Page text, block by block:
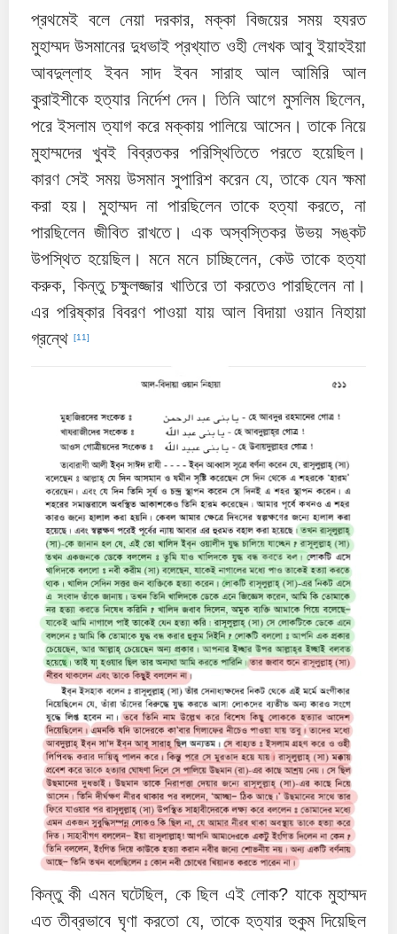
প্রথমেই বলে নেয়া দরকার, মক্কা বিজয়ের সময় হযরত
মুহাম্মদ উসমানের দুধভাই প্রখ্যাত ওহী লেখক আবু ইয়াহইয়া
আবদুল্লাহ ইবন সাদ ইবন সারাহ আল আমিরি আল
কুরাইশীকে হত্যার নির্দেশ দেন। তিনি আগে মুসলিম ছিলেন,
পরে ইসলাম ত্যাগ করে মক্কায় পালিয়ে আসেন। তাকে নিয়ে
মুহাম্মদের খুবই বিব্রতকর পরিস্থিতিতে পরতে হয়েছিল।
কারণ সেই সময় উসমান সুপারিশ করেন যে, তাকে যেন ক্ষমা
করা হয়। মুহাম্মদ না পারছিলেন তাকে হত্যা করতে, না
পারছিলেন জীবিত রাখতে। এক অস্বস্তিকর উভয় সঙ্কট
উপস্থিত হয়েছিল। মনে মনে চাচ্ছিলেন, কেউ তাকে হত্যা
করুক, কিন্তু চক্ষুলজ্জার খাতিরে তা করতেও পারছিলেন না।
এর পরিষ্কার বিবরণ পাওয়া যায় আল বিদায়া ওয়ান নিহায়া
গ্রন্থে [11]
কিন্তু কী এমন ঘটেছিল, কে ছিল এই লোক? যাকে মুহাম্মদ
এত তীব্রভাবে ঘৃণা করতো যে, তাকে হত্যার হুকুম দিয়েছিল